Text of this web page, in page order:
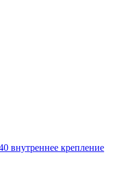
внутреннее крепление